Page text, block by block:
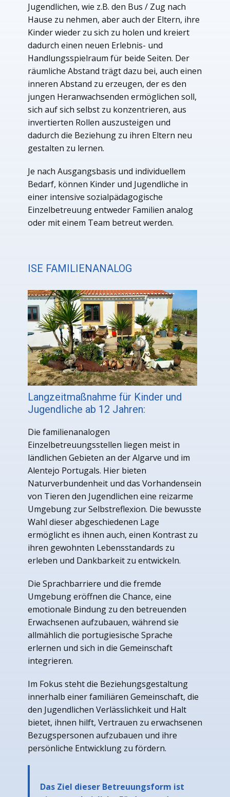
Jugendlichen, wie z.B. den Bus / Zug nach
Hause zu nehmen, aber auch der Eltern, ihre
Kinder wieder zu sich zu holen und kreiert
dadurch einen neuen Erlebnis- und
Handlungsspielraum für beide Seiten. Der
räumliche Abstand trägt dazu bei, auch einen
inneren Abstand zu erzeugen, der es den
jungen Heranwachsenden ermöglichen soll,
sich auf sich selbst zu konzentrieren, aus
invertierten Rollen auszusteigen und
dadurch die Beziehung zu ihren Eltern neu
gestalten zu lernen.
Je nach Ausgangsbasis und individuellem
Bedarf, können Kinder und Jugendliche in
einer intensive sozialpädagogische
Einzelbetreuung entweder Familien analog
oder mit einem Team betreut werden.
ISE FAMILIENANALOG
Langzeitmaßnahme für Kinder und
Jugendliche ab 12 Jahren:
Die familienanalogen
Einzelbetreuungsstellen liegen meist in
ländlichen Gebieten an der Algarve und im
Alentejo Portugals. Hier bieten
Naturverbundenheit und das Vorhandensein
von Tieren den Jugendlichen eine reizarme
Umgebung zur Selbstreflexion. Die bewusste
Wahl dieser abgeschiedenen Lage
ermöglicht es ihnen auch, einen Kontrast zu
ihren gewohnten Lebensstandards zu
erleben und Dankbarkeit zu entwickeln.
Die Sprachbarriere und die fremde
Umgebung eröffnen die Chance, eine
emotionale Bindung zu den betreuenden
Erwachsenen aufzubauen, während sie
allmählich die portugiesische Sprache
erlernen und sich in die Gemeinschaft
integrieren.
Im Fokus steht die Beziehungsgestaltung
innerhalb einer familiären Gemeinschaft, die
den Jugendlichen Verlässlichkeit und Halt
bietet, ihnen hilft, Vertrauen zu erwachsenen
Bezugspersonen aufzubauen und ihre
persönliche Entwicklung zu fördern.
Das Ziel dieser Betreuungsform ist